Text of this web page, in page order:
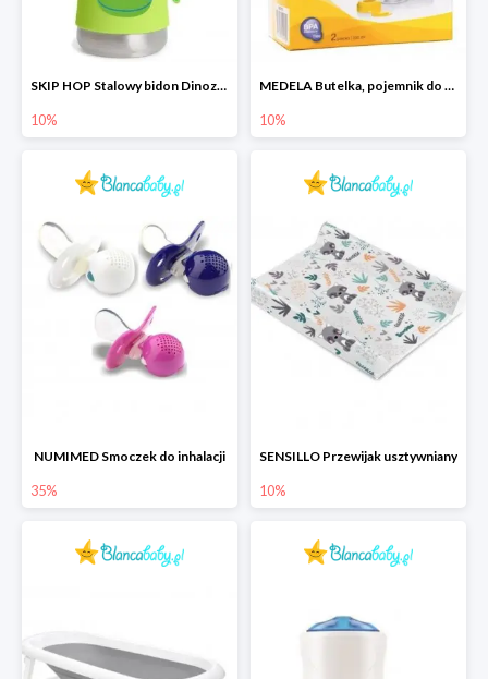
SKIP HOP Stalowy bidon Dinozaur
10%
MEDELA Butelka, pojemnik do przechowywania pokarmu
10%
NUMIMED Smoczek do inhalacji
35%
SENSILLO Przewijak usztywniany
10%